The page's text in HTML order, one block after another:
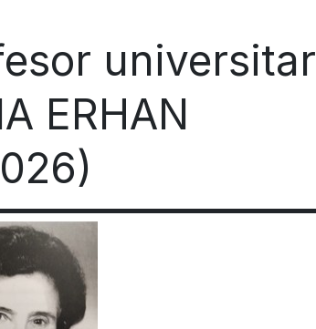
universitar
ERHAN